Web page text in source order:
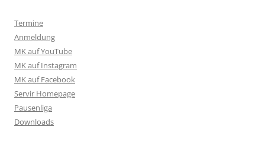
Termine
Anmeldung
MK auf YouTube
MK auf Instagram
MK auf Facebook
Servir Homepage
Pausenliga
Downloads